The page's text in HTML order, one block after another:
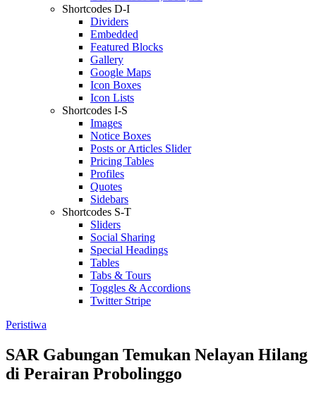
Shortcodes D-I
Dividers
Embedded
Featured Blocks
Gallery
Google Maps
Icon Boxes
Icon Lists
Shortcodes I-S
Images
Notice Boxes
Posts or Articles Slider
Pricing Tables
Profiles
Quotes
Sidebars
Shortcodes S-T
Sliders
Social Sharing
Special Headings
Tables
Tabs & Tours
Toggles & Accordions
Twitter Stripe
Peristiwa
SAR Gabungan Temukan Nelayan Hilang
di Perairan Probolinggo